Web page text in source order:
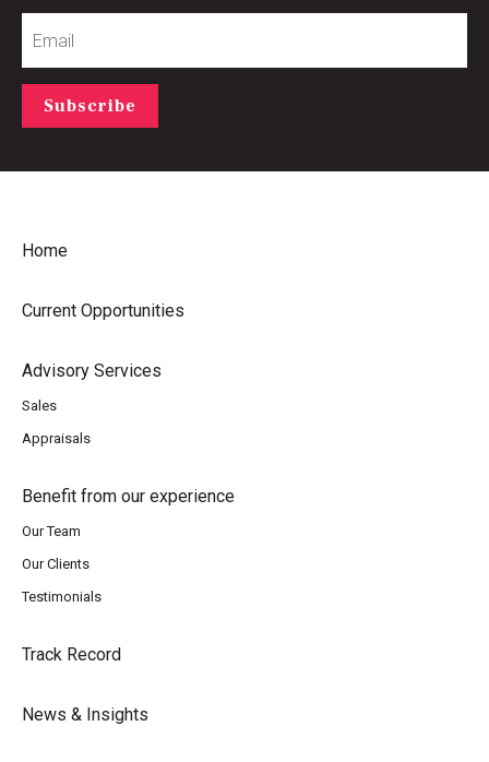
Subscribe
Home
Current Opportunities
Advisory Services
Sales
Appraisals
Benefit from our experience
Our Team
Our Clients
Testimonials
Track Record
News & Insights